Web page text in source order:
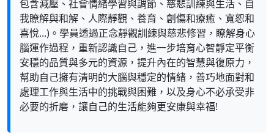
包含減壓、社會情緒學習與調節、慈悲訓練與生活、自
我瞭解與和解、人際靜觀、養育、創傷和療癒、寬恕和
喜悅...)。學員透過正念靜觀訓練與慈悲修習，瞭解身心
腦運作過程，重新認識自己，進一步培育心智靜定平衡
安穩的品質與多元的資源，提升內在的智慧與復原力，
幫助自己擁有清明的大腦與穩定的情緒，善巧地面對和
處理工作與生活中的挑戰與困難，以及身心不必承受非
必要的折磨，讓自己的生活能夠更安康與幸福!